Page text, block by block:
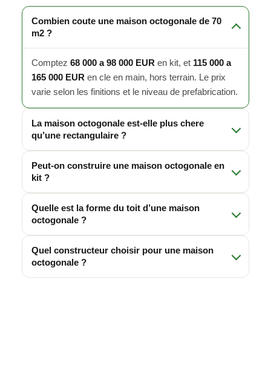
Combien coute une maison octogonale de 70
m2 ?
Comptez 68 000 a 98 000 EUR en kit, et 115 000 a
165 000 EUR en cle en main, hors terrain. Le prix
varie selon les finitions et le niveau de prefabrication.
La maison octogonale est-elle plus chere
qu’une rectangulaire ?
Peut-on construire une maison octogonale en
kit ?
Quelle est la forme du toit d’une maison
octogonale ?
Quel constructeur choisir pour une maison
octogonale ?